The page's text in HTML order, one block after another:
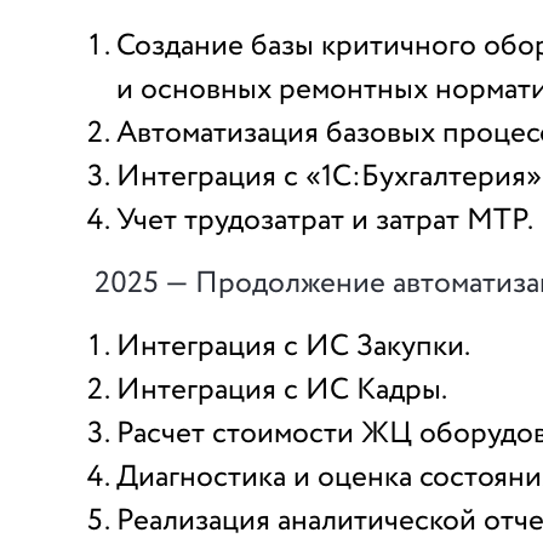
Создание базы критичного
и основных ремонтных
Автоматизация базовых
Интеграция с
Учет трудозатрат и затрат МТР.
2025 — Продолжение
Интеграция с ИС Закупки.
Интеграция с ИС Кадры.
Расчет стоимости ЖЦ
Диагностика и оценка
Реализация аналитической